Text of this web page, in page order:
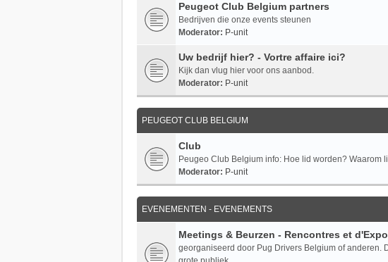
Peugeot Club Belgium partners
Bedrijven die onze events steunen
Moderator: P-unit
Uw bedrijf hier? - Vortre affaire ici?
Kijk dan vlug hier voor ons aanbod.
Moderator: P-unit
PEUGEOT CLUB BELGIUM
Club
Peugeo Club Belgium info: Hoe lid worden? Waarom
Moderator: P-unit
EVENEMENTEN - EVENEMENTS
Meetings & Beurzen - Rencontres et
georganiseerd door Pug Drivers Belgium of anderen.